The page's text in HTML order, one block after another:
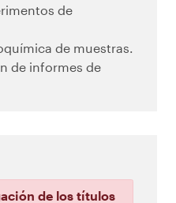
de
de muestras.
de informes de
de los títulos